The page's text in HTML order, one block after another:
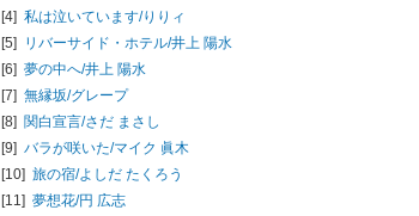
[4] 私は泣いています/りりィ
[5] リバーサイド・ホテル/井上 陽水
[6] 夢の中へ/井上 陽水
[7] 無縁坂/グレープ
[8] 関白宣言/さだ まさし
[9] バラが咲いた/マイク 眞木
[10] 旅の宿/よしだ たくろう
[11] 夢想花/円 広志